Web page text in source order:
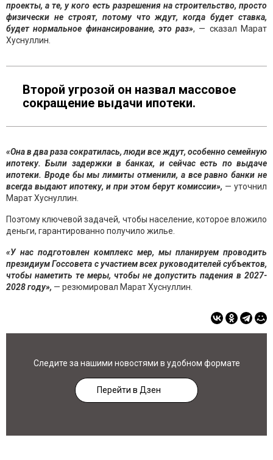
проекты, а те, у кого есть разрешения на строительство, просто
физически не строят, потому что ждут, когда будет ставка,
будет нормальное финансирование, это раз», — сказал Марат
Хуснуллин.
Второй угрозой он назвал массовое
сокращение выдачи ипотеки.
«Она в два раза сократилась, люди все ждут, особенно семейную
ипотеку. Были задержки в банках, и сейчас есть по выдаче
ипотеки. Вроде бы мы лимиты отменили, а все равно банки не
всегда выдают ипотеку, и при этом берут комиссии», — уточнил
Марат Хуснуллин.
Поэтому ключевой задачей, чтобы население, которое вложило
деньги, гарантированно получило жилье.
«У нас подготовлен комплекс мер, мы планируем проводить
президиум Госсовета с участием всех руководителей субъектов,
чтобы наметить те меры, чтобы не допустить падения в 2027-
2028 году», — резюмировал Марат Хуснуллин.
Следите за нашими новостями в удобном формате
Перейти в Дзен